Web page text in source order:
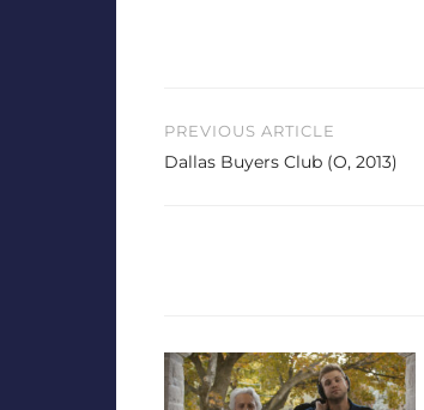
Beitragsnavigation
PREVIOUS ARTICLE
Dallas Buyers Club (O, 2013)